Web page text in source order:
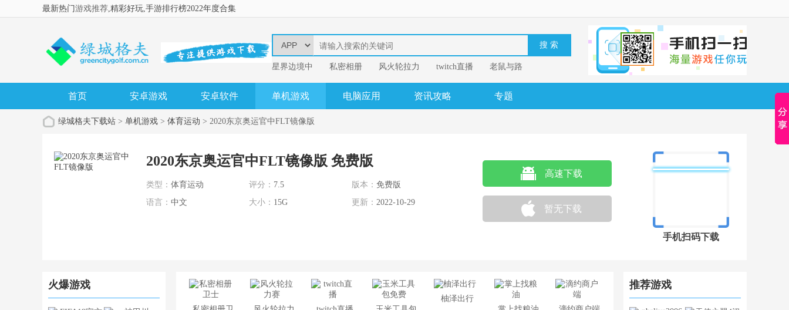
最新热门游戏推荐,精彩好玩,手游排行榜2022年度合集
星界边境中 ​私密相册 风火轮拉力 twitch直播
老鼠与路
易
我的英雄学
首页 安卓游戏 安卓软件 单机游戏 电脑应用 资讯攻略 专题
绿城格夫下载站 > 单机游戏 > 体育运动 > 2020东京奥运官中FLT镜像版
2020东京奥运官中FLT镜像版 免费版
类型： 体育运动 评分： 7.5 版本： 免费版
语言： 中文 大小： 15G 更新： 2022-10-29
高速下载
暂无下载
手机扫码下载
火爆游戏
柚泽出行
推荐游戏